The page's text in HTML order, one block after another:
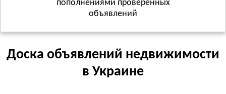
ЧЕРНИГОВСКАЯ ОБЛАСТЬ
пополнениями проверенных
объявлений
Доска объявлений недвижимости
в Украине